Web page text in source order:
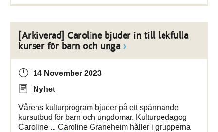
[Arkiverad] Caroline bjuder in till lekfulla
kurser för barn och unga
14 November 2023
Nyhet
Vårens kulturprogram bjuder på ett spännande
kursutbud för barn och ungdomar. Kulturpedagog
Caroline ... Caroline Graneheim håller i grupperna